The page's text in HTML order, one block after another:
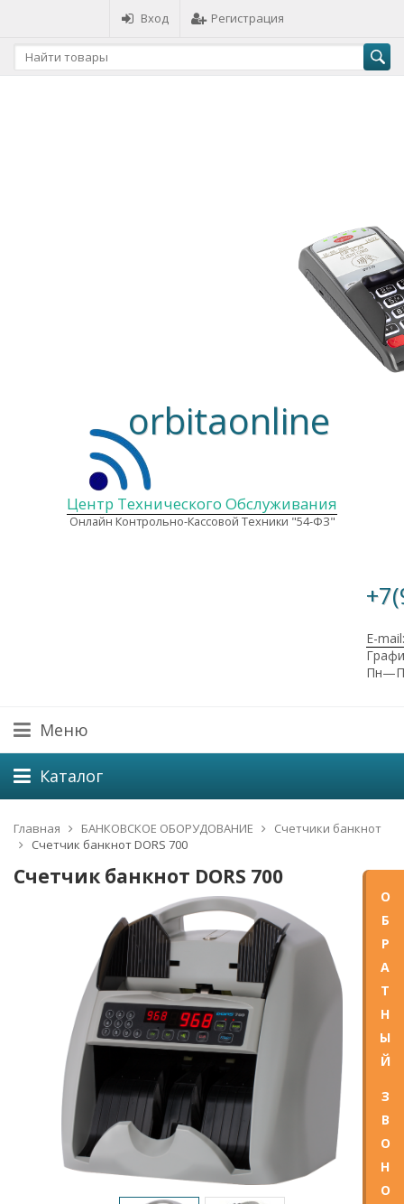
Вход Регистрация
Центр Технического Обслуживания
Онлайн Контрольно-Кассовой Техники "54-ФЗ"
orbitaonline
E-
Меню
Каталог
Главная БАНКОВСКОЕ ОБОРУДОВАНИЕ
Счетчики банкнот
Счетчик банкнот DORS 700
Счетчик банкнот DORS 700
О
Б
Р
А
Т
Н
Ы
Й
З
В
О
Н
О